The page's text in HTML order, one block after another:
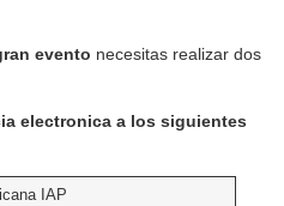
evento necesitas realizar dos
electronica a los siguientes
IAP